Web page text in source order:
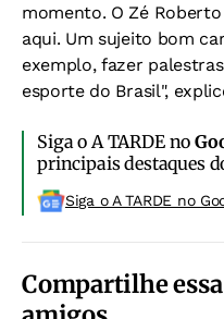
momento. O Zé
aqui. Um sujeito bom
exemplo, fazer
esporte do Brasil",
Siga o A TARDE no
principais destaques
Siga o A TARDE no
Compartilhe